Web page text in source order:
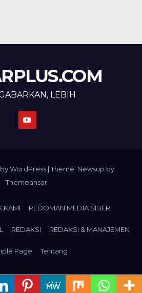
LEBIH
WordPress |Theme: Newsup by
Themeansar
KAMI PEDOMAN MEDIA SIBER
REDAKSI REDAKSI & MANAJEMEN
Page Tentang